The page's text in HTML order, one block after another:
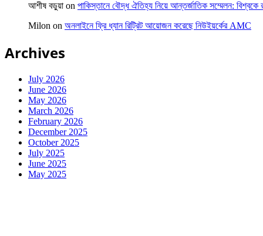
আশীষ বড়ুয়া on পাকিস্তানে বৌদ্ধ ঐতিহ্য নিয়ে আন্তর্জাতিক সম্মেলন: বিশ্বকে
Milon on অনলাইনে ফ্রি ধ্যান রিট্রিট আয়োজন করেছে নিউইয়র্কের AMC
Archives
July 2026
June 2026
May 2026
March 2026
February 2026
December 2025
October 2025
July 2025
June 2025
May 2025